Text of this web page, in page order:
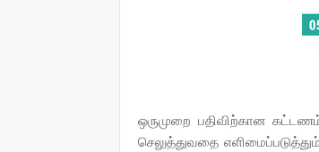
ஒருமுறை பதிவிற்கான
செலுத்துவதை